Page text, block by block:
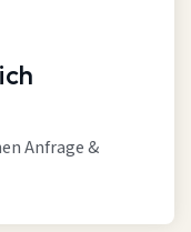
Anfrage &